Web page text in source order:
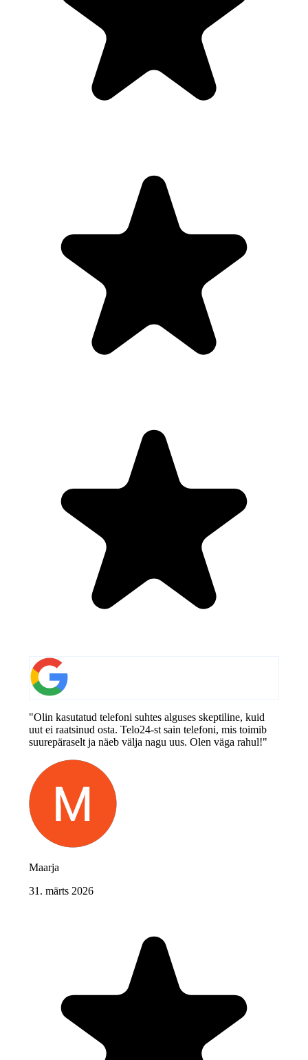
"Olin kasutatud telefoni suhtes alguses skeptiline, kuid
uut ei raatsinud osta. Telo24-st sain telefoni, mis toimib
suurepäraselt ja näeb välja nagu uus. Olen väga rahul!"
Maarja
31. märts 2026